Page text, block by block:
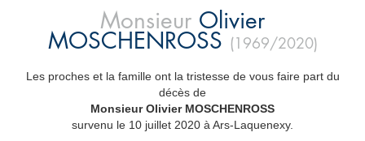
Monsieur Olivier
MOSCHENROSS
(1969/2020)
Les proches et la famille ont la tristesse de vous faire part du
décès de
Monsieur Olivier MOSCHENROSS
survenu le 10 juillet 2020 à Ars-Laquenexy.